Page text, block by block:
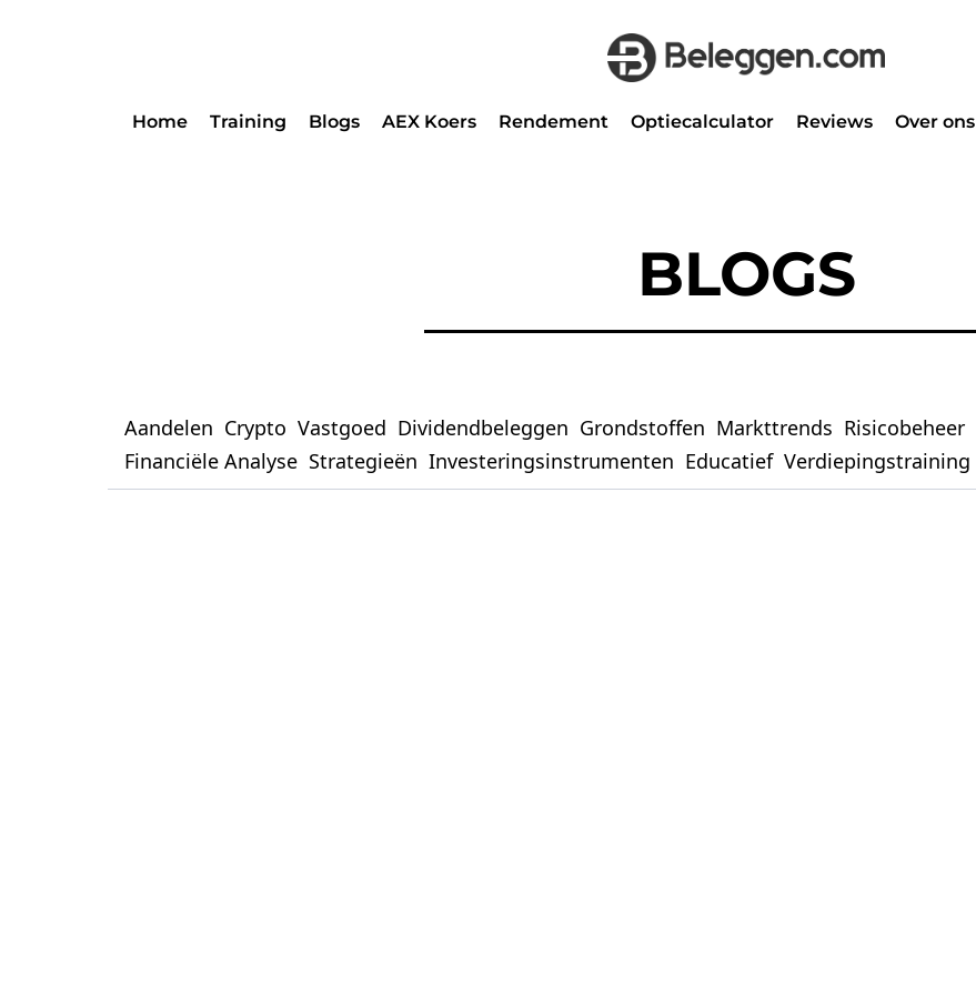
Home Training Blogs AEX Koers Rendement Optiecalculator Reviews Over ons
BLOGS
Aandelen Crypto Vastgoed Dividendbeleggen Grondstoffen Markttrends Risicobeheer
Financiële Analyse Strategieën Investeringsinstrumenten Educatief Verdiepingstraining